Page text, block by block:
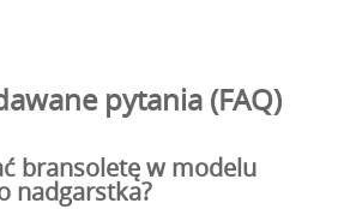
pytania (FAQ)
bransoletę w modelu
nadgarstka?